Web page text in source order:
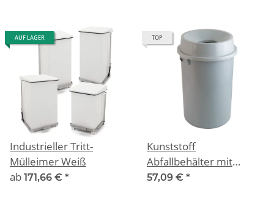
AUF LAGER
Industrieller Tritt-
Mülleimer Weiß
ab 171,66 € *
TOP
Kunststoff
Abfallbehälter mit
offenem Oberteil, 60
57,09 € *